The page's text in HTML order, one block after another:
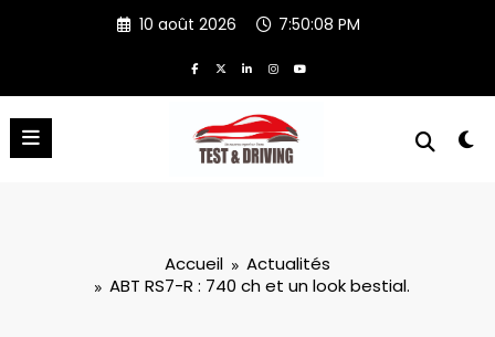
10 août 2026 7:50:08 PM
Accueil
Actualités
ABT RS7-R : 740 ch et un look bestial.